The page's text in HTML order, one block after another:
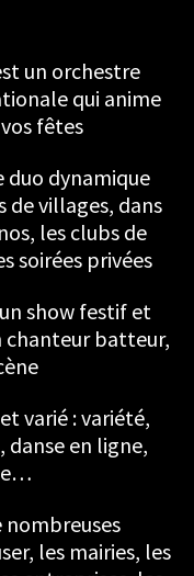
un orchestre
qui anime
fêtes
duo dynamique
de villages, dans
les clubs de
soirées privées
show festif et
chanteur batteur,
varié : variété,
danse en ligne,
les mairies, les